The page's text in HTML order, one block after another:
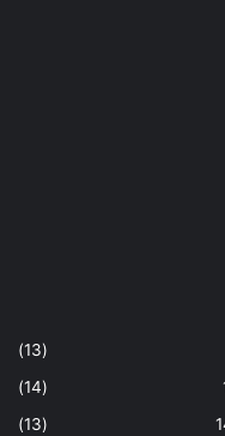
(13)
(14)
(13)